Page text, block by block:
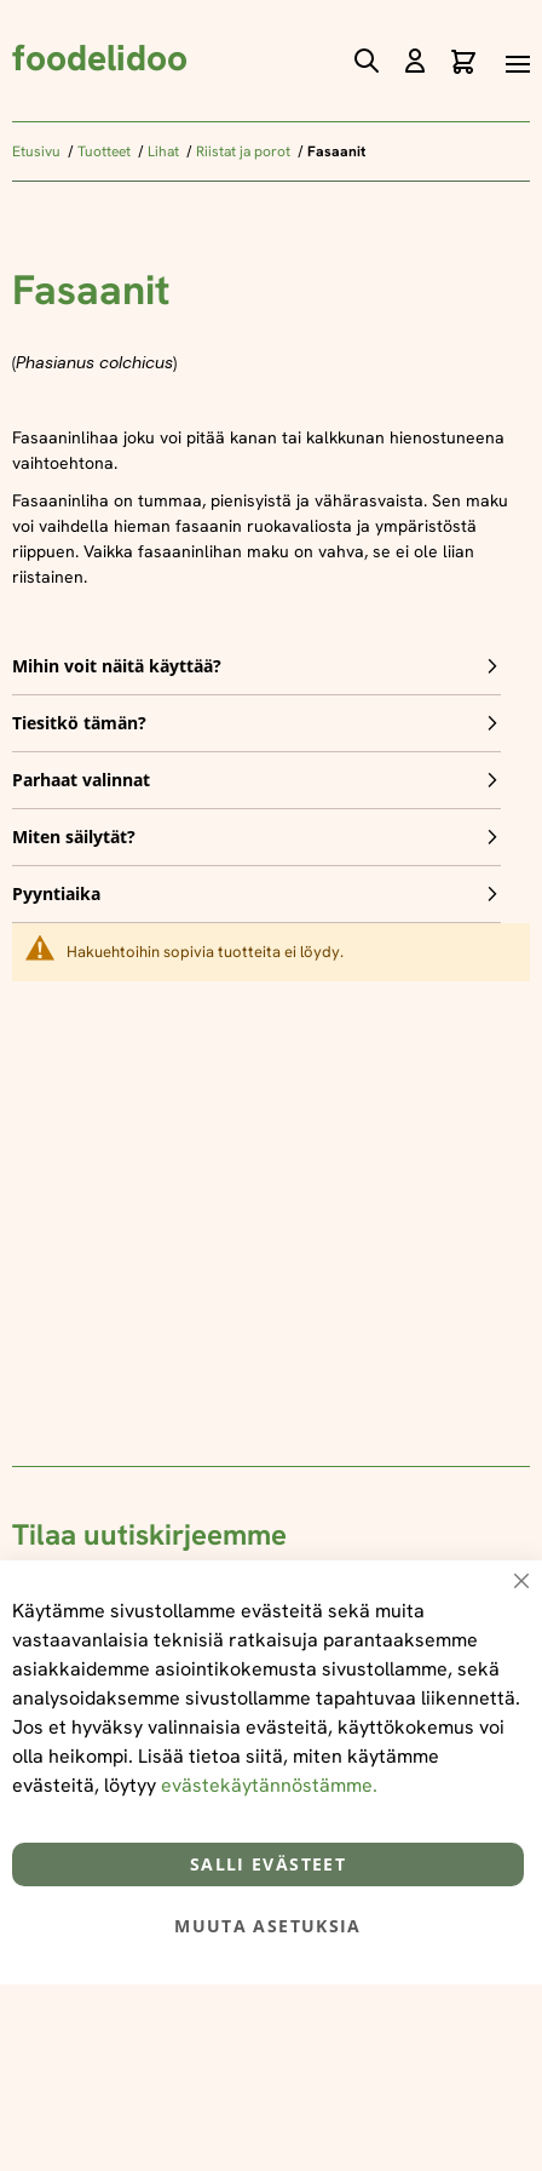
foodelidoo
Skip
Content
Etusivu Tuotteet Lihat Riistat ja porot Fasaanit
Fasaanit
(Phasianus colchicus)
Fasaaninlihaa joku voi pitää kanan tai kalkkunan hienostuneena
vaihtoehtona.
Fasaaninliha on tummaa, pienisyistä ja vähärasvaista. Sen maku
voi vaihdella hieman fasaanin ruokavaliosta ja ympäristöstä
riippuen. Vaikka fasaaninlihan maku on vahva, se ei ole liian
riistainen.
Mihin voit näitä käyttää?
Tiesitkö tämän?
Parhaat valinnat
Miten säilytät?
Pyyntiaika
Hakuehtoihin sopivia tuotteita ei löydy.
Tilaa uutiskirjeemme
Tilaa
Tietoa meistä
@‌2025 FooDeliDoo
Toimitus- ja maksuehdot
Käytämme sivustollamme evästeitä sekä muita
vastaavanlaisia teknisiä ratkaisuja parantaaksemme
asiakkaidemme asiointikokemusta sivustollamme, sekä
analysoidaksemme sivustollamme tapahtuvaa liikennettä.
Jos et hyväksy valinnaisia evästeitä, käyttökokemus voi
olla heikompi. Lisää tietoa siitä, miten käytämme
evästeitä, löytyyevästekäytännöstämme.
SALLI EVÄSTEET
MUUTA ASETUKSIA